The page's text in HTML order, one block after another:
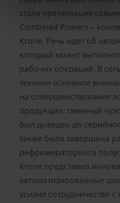
стала презентация
Combined Powers –
Krone. Речь идет об
который может
рабочих операций. В
техники основное
на совершенствование
продукции: сменный
был доведен до
также была завершена
рефрижераторного
Krone представил
автоматизированные
усилил сотрудничество